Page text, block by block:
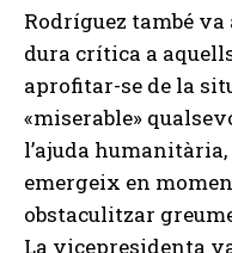
Rodríguez també
dura crítica a
aprofitar-se de la
«miserable»
l’ajuda
emergeix en
obstaculitzar
La vicepresidenta